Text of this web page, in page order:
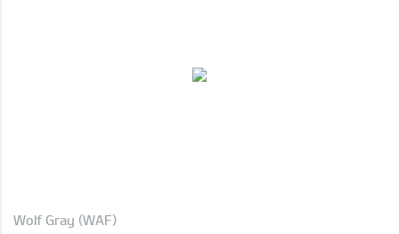
Wolf Gray (WAF)